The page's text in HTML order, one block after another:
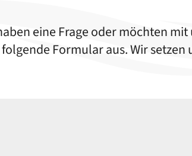
eine Frage oder möchten
Formular aus. Wir